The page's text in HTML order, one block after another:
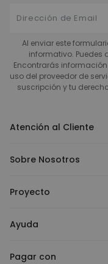
Al enviar este
informativo. Puedes
Encontrarás
uso del proveedor de
suscripción y tu
Atención al Cliente
Sobre Nosotros
Proyecto
Ayuda
Pagar con